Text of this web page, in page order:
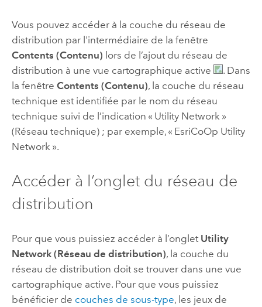
Vous pouvez accéder à la couche du réseau de
distribution par l'intermédiaire de la fenêtre
Contents (Contenu) lors de l’ajout du réseau de
distribution à une vue cartographique active
. Dans
la fenêtre Contents (Contenu), la couche du réseau
technique est identifiée par le nom du réseau
technique suivi de l’indication « Utility Network »
(Réseau technique) ; par exemple, « EsriCoOp Utility
Network ».
Accéder à l’onglet du réseau de
distribution
Pour que vous puissiez accéder à l’onglet Utility
Network (Réseau de distribution), la couche du
réseau de distribution doit se trouver dans une vue
cartographique active. Pour que vous puissiez
bénéficier de couches de sous-type, les jeux de